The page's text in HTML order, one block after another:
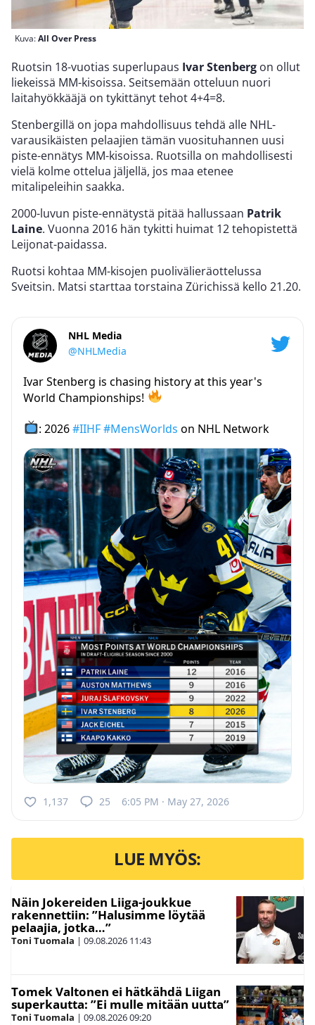
Kuva:All Over Press
Ruotsin 18-vuotias superlupaus Ivar Stenberg on ollut
liekeissä MM-kisoissa. Seitsemään otteluun nuori
laitahyökkääjä on tykittänyt tehot 4+4=8.
Stenbergillä on jopa mahdollisuus tehdä alle NHL-
varausikäisten pelaajien tämän vuosituhannen uusi
piste-ennätys MM-kisoissa. Ruotsilla on mahdollisesti
vielä kolme ottelua jäljellä, jos maa etenee
mitalipeleihin saakka.
2000-luvun piste-ennätystä pitää hallussaan Patrik
Laine. Vuonna 2016 hän tykitti huimat 12 tehopistettä
Leijonat-paidassa.
Ruotsi kohtaa MM-kisojen puolivälieräottelussa
Sveitsin. Matsi starttaa torstaina Zürichissä kello 21.20.
NHL Media
@NHLMedia
Ivar Stenberg is chasing history at this year's
World Championships!
: 2026#IIHF #MensWorlds on NHL Network
1,137 25 6:05 PM · May 27, 2026
LUE MYÖS:
Näin Jokereiden Liiga-joukkue
rakennettiin: ”Halusimme löytää
pelaajia, jotka…”
Toni Tuomala | 09.08.2026 11:43
Tomek Valtonen ei hätkähdä Liigan
superkautta: ”Ei mulle mitään uutta”
Toni Tuomala | 09.08.202609:20